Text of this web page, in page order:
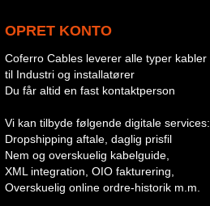
OPRET KONTO
Coferro Cables leverer alle typer kabler
til Industri og installatører
Du får altid en fast kontaktperson
Vi kan tilbyde følgende digitale services:
Dropshipping aftale, daglig prisfil
Nem og overskuelig kabelguide,
XML integration, OIO fakturering,
Overskuelig online ordre-historik m.m.